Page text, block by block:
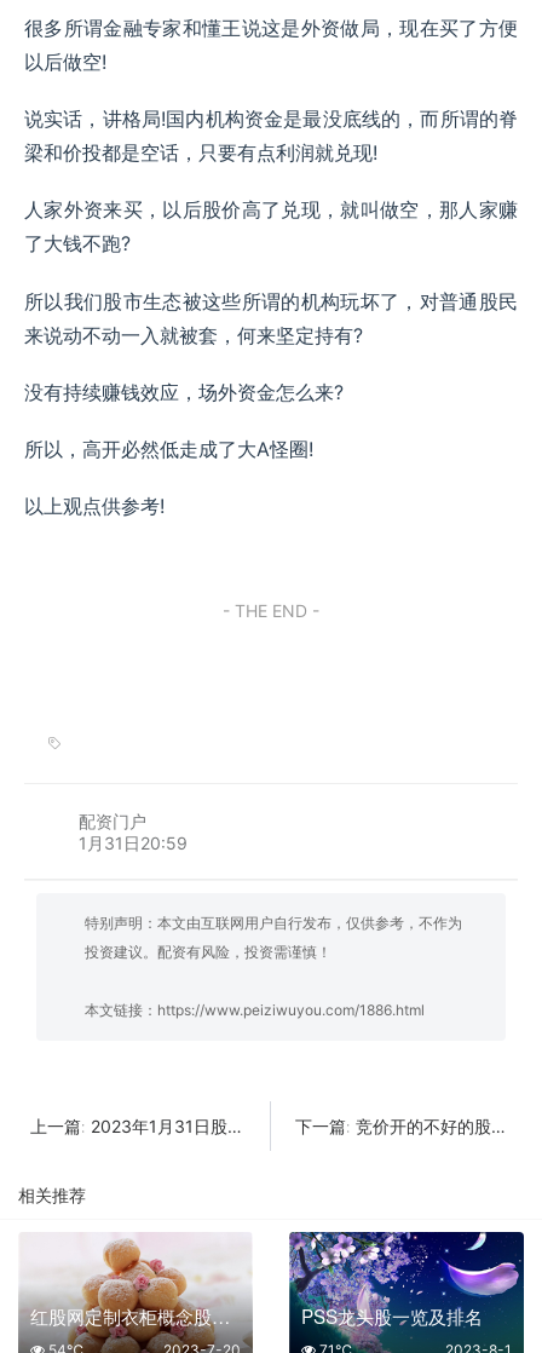
很多所谓金融专家和懂王说这是外资做局，现在买了方便
以后做空!
说实话，讲格局!国内机构资金是最没底线的，而所谓的脊
梁和价投都是空话，只要有点利润就兑现!
人家外资来买，以后股价高了兑现，就叫做空，那人家赚
了大钱不跑?
所以我们股市生态被这些所谓的机构玩坏了，对普通股民
来说动不动一入就被套，何来坚定持有?
没有持续赚钱效应，场外资金怎么来?
所以，高开必然低走成了大A怪圈!
以上观点供参考!
- THE END -
配资门户
1月31日20:59
特别声明：本文由互联网用户自行发布，仅供参考，不作为
投资建议。配资有风险，投资需谨慎！
本文链接： https://www.peiziwuyou.com/1886.html
上一篇: 2023年1月31日股市点评及明天股市预测 下一篇: 竞价开的不好的股票，是直接卖还是等一等
相关推荐
红股网定制衣柜概念股有那些 PSS龙头股一览及排名